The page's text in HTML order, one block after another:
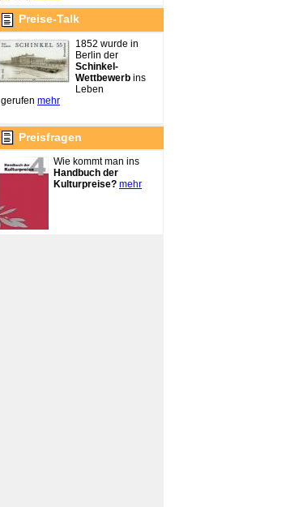
Preise-Talk
1852 wurde in
Berlin der
Schinkel-
Wettbewerb ins
Leben
gerufen mehr
Preisfragen
Wie kommt man ins
Handbuch der
Kulturpreise? mehr